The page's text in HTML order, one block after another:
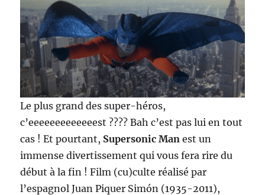
Le plus grand des super-héros,
c’eeeeeeeeeeeeest ???? Bah c’est pas lui en tout
cas ! Et pourtant, Supersonic Manest un
immense divertissement qui vous fera rire du
début à la fin ! Film (cu)culte réalisé par
l’espagnol Juan Piquer Simón (1935-2011),